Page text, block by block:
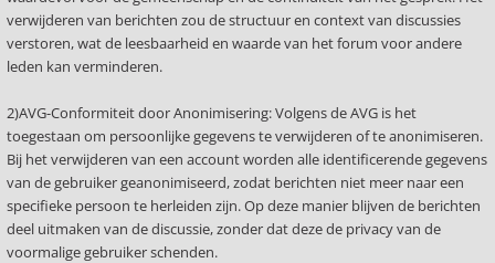
verwijderen van berichten zou de structuur en context van discussies
verstoren, wat de leesbaarheid en waarde van het forum voor andere
leden kan verminderen.
2)AVG-Conformiteit door Anonimisering: Volgens de AVG is het
toegestaan om persoonlijke gegevens te verwijderen of te anonimiseren.
Bij het verwijderen van een account worden alle identificerende gegevens
van de gebruiker geanonimiseerd, zodat berichten niet meer naar een
specifieke persoon te herleiden zijn. Op deze manier blijven de berichten
deel uitmaken van de discussie, zonder dat deze de privacy van de
voormalige gebruiker schenden.